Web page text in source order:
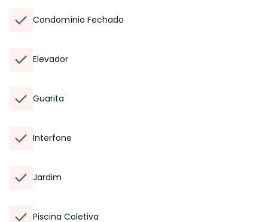
Condomínio Fechado
Elevador
Guarita
Interfone
Jardim
Piscina Coletiva